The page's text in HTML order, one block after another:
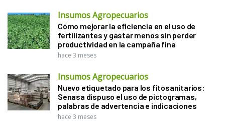
Insumos Agropecuarios
Cómo mejorar la eficiencia en el uso de
fertilizantes y gastar menos sin perder
productividad en la campaña fina
hace 3 meses
Insumos Agropecuarios
Nuevo etiquetado para los fitosanitarios:
Senasa dispuso el uso de pictogramas,
palabras de advertencia e indicaciones
hace 3 meses